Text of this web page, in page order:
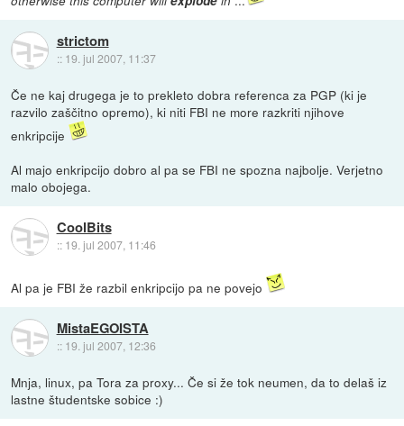
strictom
:: 19. jul 2007, 11:37
Če ne kaj drugega je to prekleto dobra referenca za PGP (ki je
razvilo zaščitno opremo), ki niti FBI ne more razkriti njihove
enkripcije
Al majo enkripcijo dobro al pa se FBI ne spozna najbolje. Verjetno
malo obojega.
CoolBits
:: 19. jul 2007, 11:46
Al pa je FBI že razbil enkripcijo pa ne povejo
MistaEGOISTA
:: 19. jul 2007, 12:36
Mnja, linux, pa Tora za proxy... Če si že tok neumen, da to delaš iz
lastne študentske sobice :)